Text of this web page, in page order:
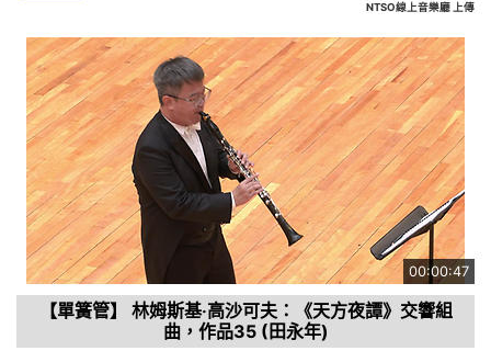
NTSO線上音樂廳 上傳
00:00:47
【單簧管】 林姆斯基‧高沙可夫：《天方夜譚》交響組
曲，作品35 (田永年)